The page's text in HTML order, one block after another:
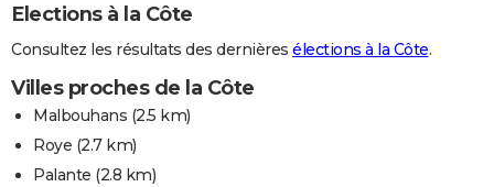
Elections à la Côte
Consultez les résultats des dernières élections à la Côte.
Villes proches de la Côte
Malbouhans (2.5 km)
Roye (2.7 km)
Palante (2.8 km)